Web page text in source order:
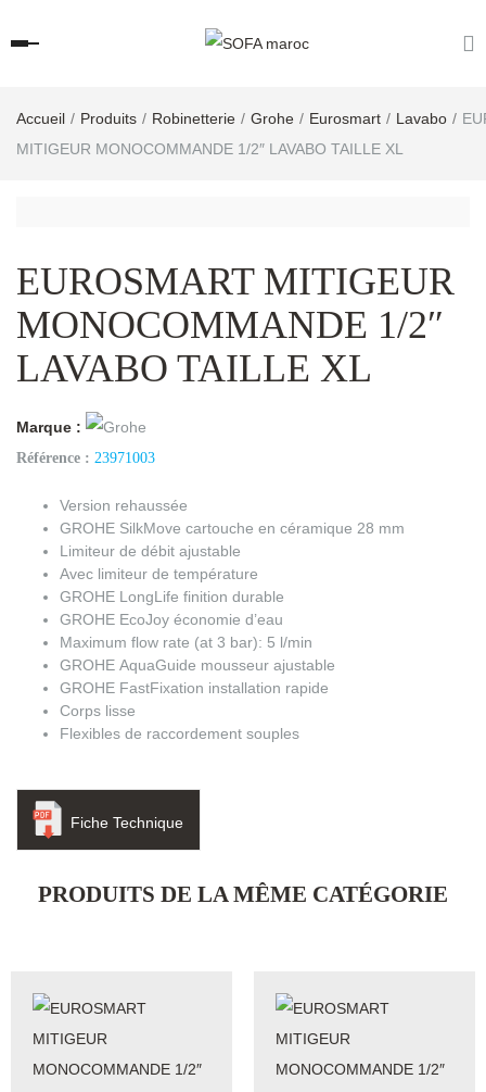
Accueil Produits Robinetterie Grohe Eurosmart Lavabo
MITIGEUR MONOCOMMANDE 1/2″ LAVABO TAILLE XL
EUROSMART MITIGEUR
MONOCOMMANDE 1/2″
LAVABO TAILLE XL
Marque :
Référence : 23971003
Version rehaussée
GROHE SilkMove cartouche en céramique 28 mm
Limiteur de débit ajustable
Avec limiteur de température
GROHE LongLife finition durable
GROHE EcoJoy économie d’eau
Maximum flow rate (at 3 bar): 5 l/min
GROHE AquaGuide mousseur ajustable
GROHE FastFixation installation rapide
Corps lisse
Flexibles de raccordement souples
Fiche Technique
PRODUITS DE LA MÊME CATÉGORIE